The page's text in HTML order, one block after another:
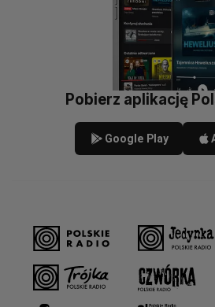
Pobierz aplikację
Google Play